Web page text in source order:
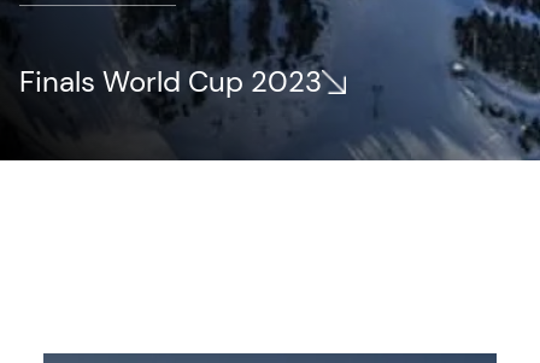
Finals World Cup 2023